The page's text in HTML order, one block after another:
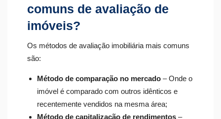
comuns de avaliação de
imóveis?
Os métodos de avaliação imobiliária mais comuns
são:
Método de comparação no mercado – Onde o
imóvel é comparado com outros idênticos e
recentemente vendidos na mesma área;
Método de capitalização de rendimentos –